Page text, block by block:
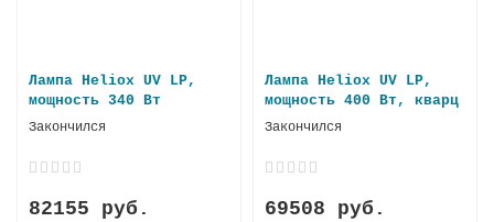
Лампа Heliox UV LP,
мощность 340 Вт
Закончился
82155 руб.
Лампа Heliox UV LP,
мощность 400 Вт, кварц
Закончился
69508 руб.